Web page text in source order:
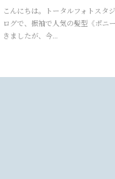
こんにちは。トータルフォトス
ログで、振袖で人気の髪型《ポニ
きましたが、今...